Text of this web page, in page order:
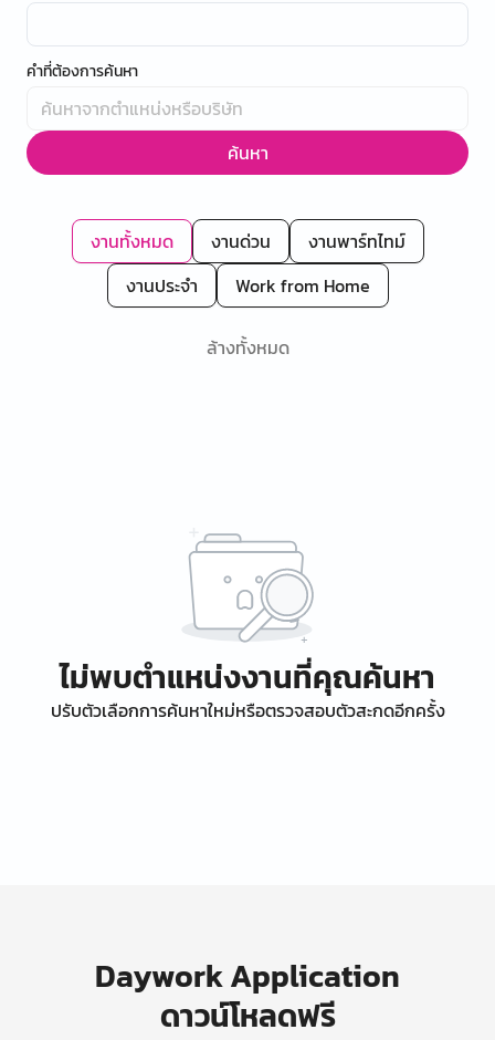
คำที่ต้องการค้นหา
ค้นหา
งานทั้งหมด งานด่วน
งานพาร์ทไทม์
งานประจำ
Work from Home
ล้างทั้งหมด
ไม่พบตำแหน่งงานที่คุณค้นหา
ปรับตัวเลือกการค้นหาใหม่หรือตรวจสอบตัวสะกดอีกครั้ง
Daywork Application
ดาวน์โหลดฟรี